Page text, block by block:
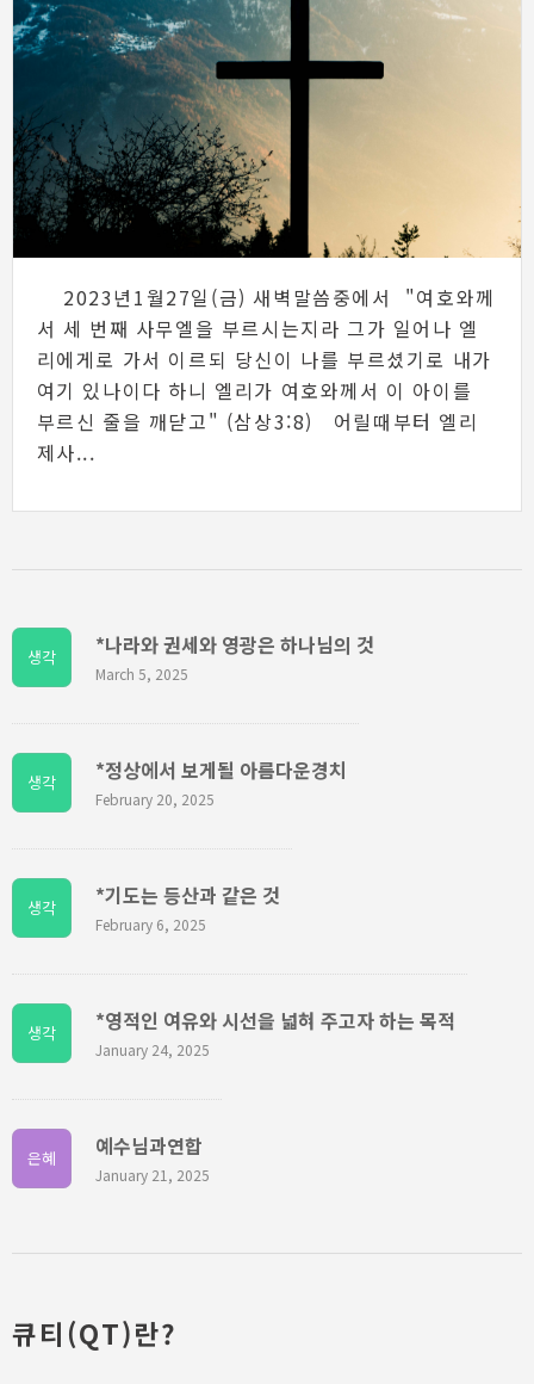
서 세 번째 사무엘을 부르시는지라 그가 일어나 엘
리에게로 가서 이르되 당신이 나를 부르셨기로 내가
여기 있나이다 하니 엘리가 여호와께서 이 아이를
부르신 줄을 깨닫고" (삼상3:8) 어릴때부터 엘리
제사...
생각 *나라와 권세와 영광은 하나님의 것
March 5, 2025
생각 *정상에서 보게될 아름다운경치
February 20, 2025
생각 *기도는 등산과 같은 것
February 6, 2025
생각 *영적인 여유와 시선을 넓혀 주고자 하는 목적
January 24, 2025
은혜 예수님과연합
January 21, 2025
큐티(QT)란?